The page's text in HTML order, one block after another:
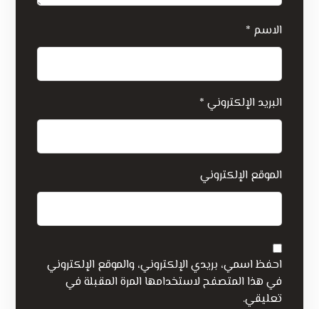
الاسم *
البريد الإلكتروني *
الموقع الإلكتروني
احفظ اسمي، بريدي الإلكتروني، والموقع الإلكتروني
في هذا المتصفح لاستخدامها المرة المقبلة في
تعليقي.